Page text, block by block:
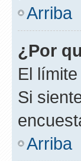
Arriba
¿Por
El
Si
Arriba